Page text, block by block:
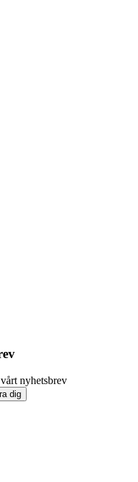
nyhetsbrev
dig